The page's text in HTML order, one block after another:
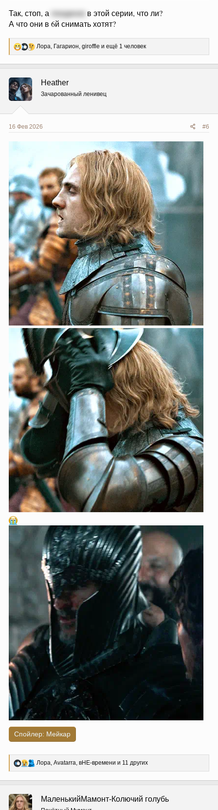
Так, стоп, а поединок в этой серии, что ли?
А что они в 6й снимать хотят?
Р
е
Лора, Гагарион, giroffle и ещё 1 человек
Heather
Зачарованный ленивец
16 Фев 2026 #6